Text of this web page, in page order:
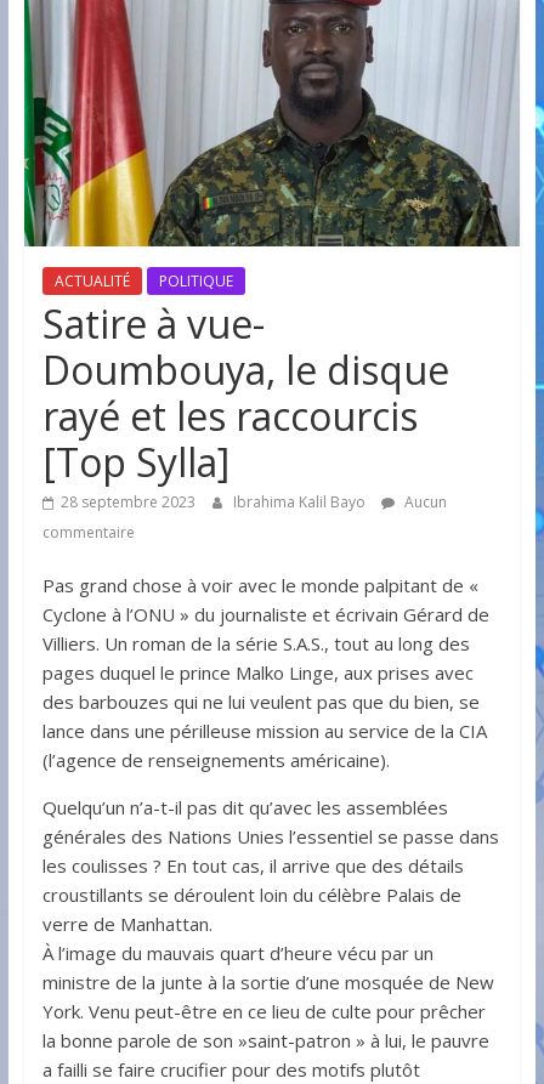
ACTUALITÉ POLITIQUE
Satire à vue-
Doumbouya, le disque
rayé et les raccourcis
[Top Sylla]
28 septembre 2023 Ibrahima Kalil Bayo
Aucun
commentaire
Pas grand chose à voir avec le monde palpitant de «
Cyclone à l’ONU » du journaliste et écrivain Gérard de
Villiers. Un roman de la série S.A.S., tout au long des
pages duquel le prince Malko Linge, aux prises avec
des barbouzes qui ne lui veulent pas que du bien, se
lance dans une périlleuse mission au service de la CIA
(l’agence de renseignements américaine).
Quelqu’un n’a-t-il pas dit qu’avec les assemblées
générales des Nations Unies l’essentiel se passe dans
les coulisses ? En tout cas, il arrive que des détails
croustillants se déroulent loin du célèbre Palais de
verre de Manhattan.
À l’image du mauvais quart d’heure vécu par un
ministre de la junte à la sortie d’une mosquée de New
York. Venu peut-être en ce lieu de culte pour prêcher
la bonne parole de son »saint-patron » à lui, le pauvre
a failli se faire crucifier pour des motifs plutôt